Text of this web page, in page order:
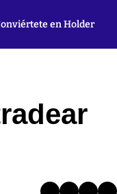
Autoresen Holder